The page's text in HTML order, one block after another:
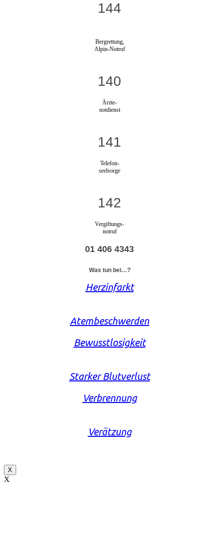
144
Bergrettung,
Alpin-Notruf
140
Ärzte-
notdienst
141
Telefon-
seelsorge
142
Vergiftungs-
notruf
01 406 4343
Was tun bei…?
Herzinfarkt
Atembeschwerden
Bewusstlosigkeit
Starker Blutverlust
Verbrennung
Verätzung
X
X